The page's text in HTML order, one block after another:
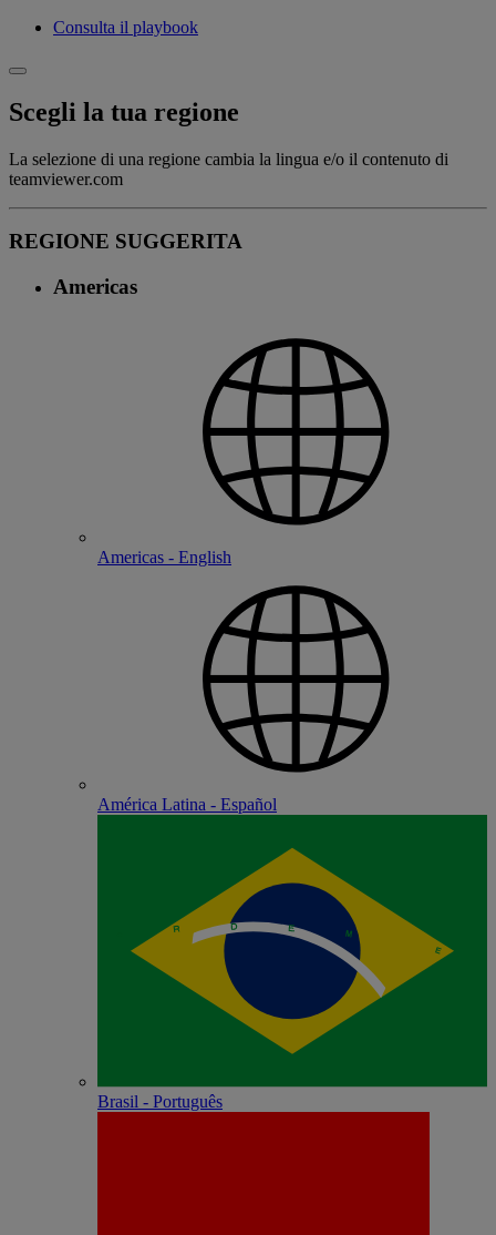
Consulta il playbook
Scegli la tua regione
La selezione di una regione cambia la lingua e/o il contenuto di
teamviewer.com
REGIONE SUGGERITA
Americas
Americas - English
América Latina - Español
Brasil - Português